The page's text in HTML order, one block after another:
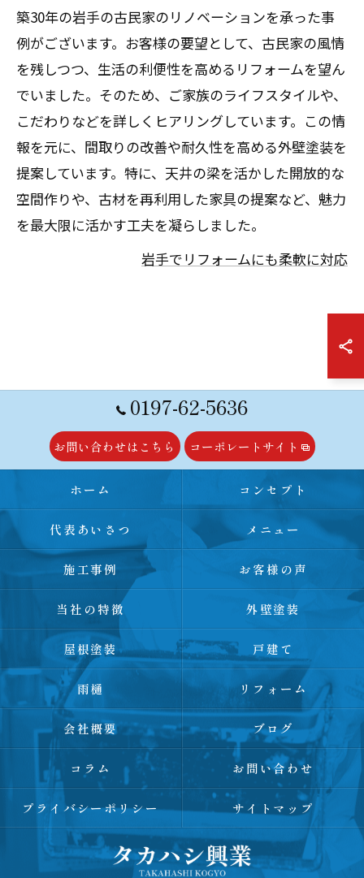
築30年の岩手の古民家のリノベーションを承った事
例がございます。お客様の要望として、古民家の風情
を残しつつ、生活の利便性を高めるリフォームを望ん
でいました。そのため、ご家族のライフスタイルや、
こだわりなどを詳しくヒアリングしています。この情
報を元に、間取りの改善や耐久性を高める外壁塗装を
提案しています。特に、天井の梁を活かした開放的な
空間作りや、古材を再利用した家具の提案など、魅力
を最大限に活かす工夫を凝らしました。
岩手でリフォームにも柔軟に対応
0197-62-5636
お問い合わせはこちら コーポレートサイト
ホーム コンセプト
代表あいさつ メニュー
施工事例 お客様の声
当社の特徴 外壁塗装
屋根塗装 戸建て
雨樋 リフォーム
会社概要 ブログ
コラム お問い合わせ
プライバシーポリシー サイトマップ